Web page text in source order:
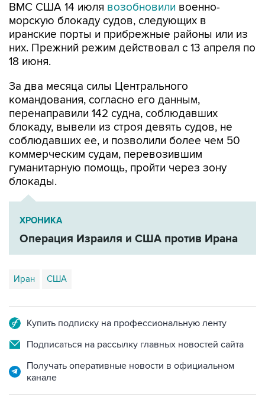
ВМС США 14 июля возобновили военно-
морскую блокаду судов, следующих в
иранские порты и прибрежные районы или из
них. Прежний режим действовал с 13 апреля по
18 июня.
За два месяца силы Центрального
командования, согласно его данным,
перенаправили 142 судна, соблюдавших
блокаду, вывели из строя девять судов, не
соблюдавших ее, и позволили более чем 50
коммерческим судам, перевозившим
гуманитарную помощь, пройти через зону
блокады.
ХРОНИКА
Операция Израиля и США против Ирана
Иран США
Купить подписку на профессиональную ленту
Подписаться на рассылку главных новостей сайта
Получать оперативные новости в официальном
канале